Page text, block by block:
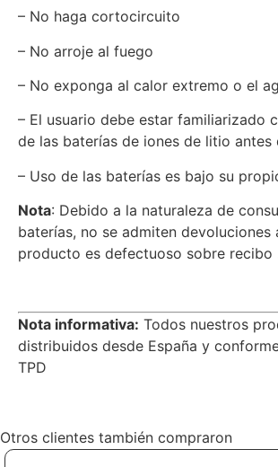
– No haga cortocircuito
– No arroje al fuego
– No exponga al calor extremo o el
– El usuario debe estar familiarizado
de las baterías de iones de litio antes
– Uso de las baterías es bajo su
Nota: Debido a la naturaleza de
baterías, no se admiten devoluciones
producto es defectuoso sobre recibo
Nota informativa: Todos nuestros
distribuidos desde España y
TPD
Otros clientes también compraron